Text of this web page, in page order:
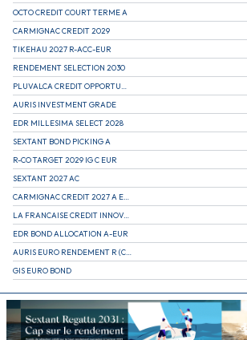
OCTO CREDIT COURT TERME A
CARMIGNAC CREDIT 2029
TIKEHAU 2027 R-ACC-EUR
RENDEMENT SELECTION 2030
AURIS INVESTMENT GRADE
EDR MILLESIMA SELECT 2028
SEXTANT BOND PICKING A
R-CO TARGET 2029 IG C EUR
SEXTANT 2027 AC
LA FRANCAISE CREDIT INNOVATION
EDR BOND ALLOCATION A-EUR
GIS EURO BOND